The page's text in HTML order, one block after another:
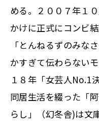
める。２００７年１
かけに正式にコンビ
「とんねるずのみな
かすぎて伝わらない
１８年「女芸人No.1
同居生活を綴った「
らし」（幻冬舎)は文